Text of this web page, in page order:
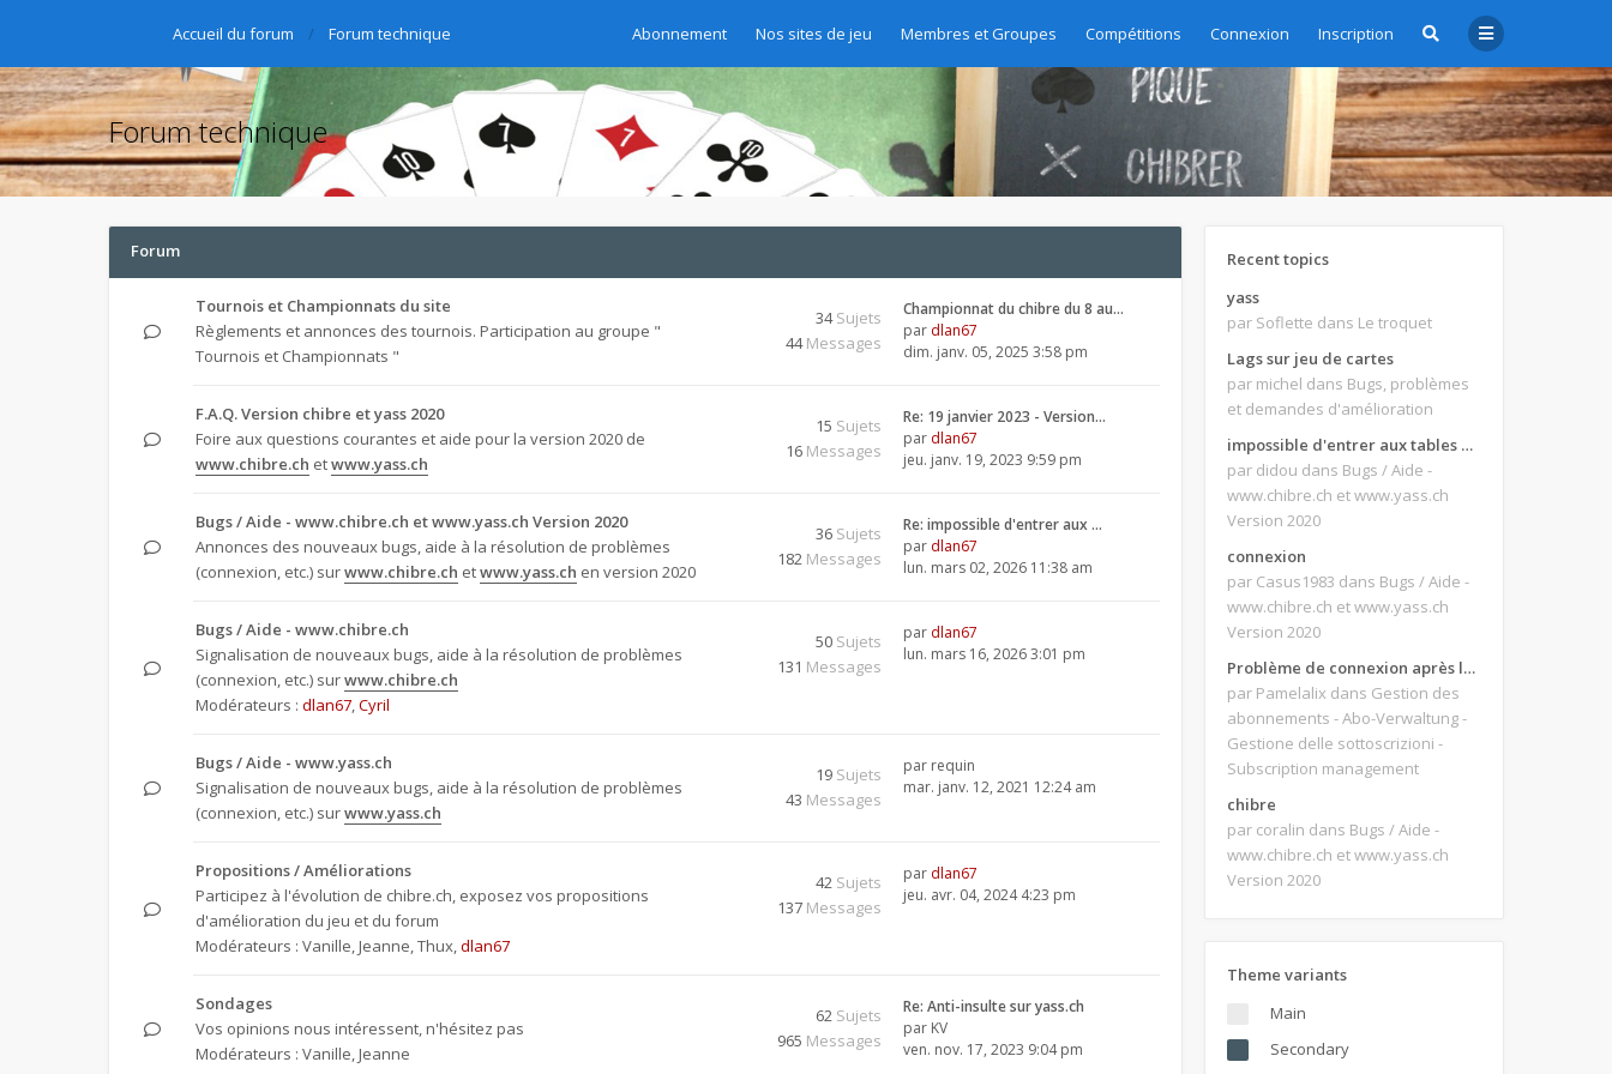
Abonnement Nos sites de jeu Membres et Groupes Compétitions Connexion Inscription
Accueil du forum Forum technique
Forum technique
Forum
Tournois et Championnats du site
Règlements et annonces des tournois. Participation au groupe "
Tournois et Championnats "
34Sujets
44Messages
Championnat du chibre du 8 au…
par dlan67
dim. janv. 05, 2025 3:58 pm
F.A.Q. Version chibre et yass 2020
Foire aux questions courantes et aide pour la version 2020 de
www.chibre.ch etwww.yass.ch
15 Sujets
16 Messages
Re: 19 janvier 2023 - Version…
par dlan67
jeu. janv. 19, 2023 9:59 pm
Bugs / Aide - www.chibre.ch et www.yass.ch Version 2020
Annonces des nouveaux bugs, aide à la résolution de problèmes
(connexion, etc.) surwww.chibre.ch etwww.yass.ch en version 2020
36 Sujets
182 Messages
Re: impossible d'entrer aux …
par dlan67
lun. mars 02, 2026 11:38 am
Bugs / Aide - www.chibre.ch
Signalisation de nouveaux bugs, aide à la résolution de problèmes
(connexion, etc.) surwww.chibre.ch
Modérateurs : dlan67,Cyril
50 Sujets
131 Messages
par dlan67
lun. mars 16, 2026 3:01 pm
Bugs / Aide - www.yass.ch
Signalisation de nouveaux bugs, aide à la résolution de problèmes
(connexion, etc.) surwww.yass.ch
19 Sujets
43 Messages
par requin
mar. janv. 12, 2021 12:24 am
Propositions / Améliorations
Participez à l'évolution de chibre.ch, exposez vos propositions
d'amélioration du jeu et du forum
Modérateurs : Vanille, Jeanne,Thux,dlan67
42 Sujets
137 Messages
par dlan67
jeu. avr. 04, 2024 4:23 pm
Sondages
Vos opinions nous intéressent, n'hésitez pas
Modérateurs : Vanille, Jeanne
62 Sujets
965 Messages
Re: Anti-insulte sur yass.ch
par KV
ven. nov. 17, 2023 9:04 pm
Recent topics
yass
par Soflette dans Le troquet
Lags sur jeu de cartes
par michel dans Bugs, problèmes
et demandes d'amélioration
impossible d'entrer aux tables de jeux
par didou dans Bugs / Aide -
www.chibre.ch et www.yass.ch
Version 2020
connexion
par Casus1983 dans Bugs / Aide -
www.chibre.ch et www.yass.ch
Version 2020
Problème de connexion après le changement d'adresse e-mail.
par Pamelalix dans Gestion des
abonnements - Abo-Verwaltung -
Gestione delle sottoscrizioni -
Subscription management
chibre
par coralin dans Bugs / Aide -
www.chibre.ch et www.yass.ch
Version 2020
Theme variants
Main
Secondary